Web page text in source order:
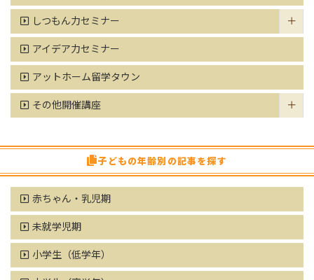
しつもん力セミナー
アイデア力セミナー
アットホーム留学タウン
その他開催講座
子どもの年齢別の記事を探す
赤ちゃん・乳児期
未就学児期
小学生（低学年）